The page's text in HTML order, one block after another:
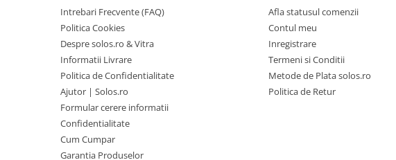
Intrebari Frecvente (FAQ)
Politica Cookies
Despre solos.ro & Vitra
Informatii Livrare
Politica de Confidentialitate
Ajutor | Solos.ro
Formular cerere informatii
Confidentialitate
Cum Cumpar
Garantia Produselor
Afla statusul comenzii
Contul meu
Inregistrare
Termeni si Conditii
Metode de Plata solos.ro
Politica de Retur